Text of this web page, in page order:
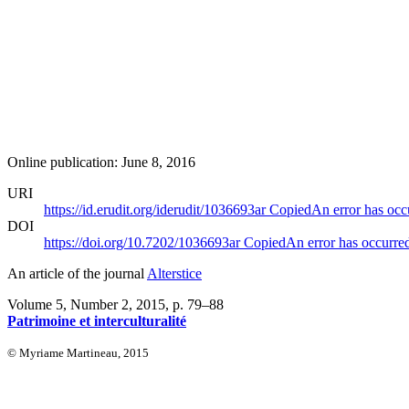
Online publication: June 8, 2016
URI
https://id.erudit.org/iderudit/1036693arCopiedAn error has
DOI
https://doi.org/10.7202/1036693arCopiedAn error has
An article of the journal Alterstice
Volume 5, Number 2, 2015, p. 79–88
Patrimoine et interculturalité
© Myriame Martineau, 2015